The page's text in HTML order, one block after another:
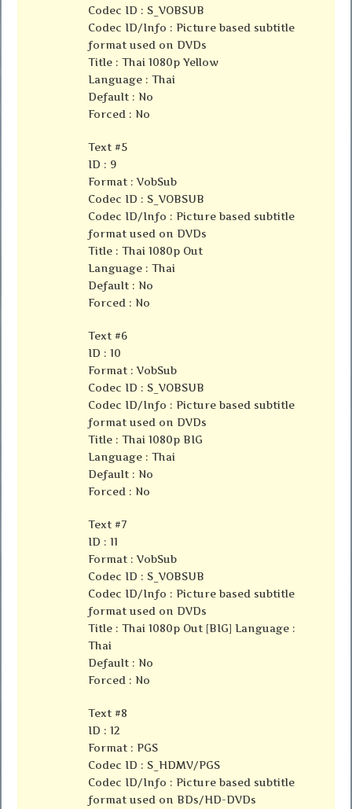
Codec ID : S_VOBSUB
Codec ID/Info : Picture based subtitle
format used on DVDs
Title : Thai 1080p Yellow
Language : Thai
Default : No
Forced : No
Text #5
ID : 9
Format : VobSub
Codec ID : S_VOBSUB
Codec ID/Info : Picture based subtitle
format used on DVDs
Title : Thai 1080p Out
Language : Thai
Default : No
Forced : No
Text #6
ID : 10
Format : VobSub
Codec ID : S_VOBSUB
Codec ID/Info : Picture based subtitle
format used on DVDs
Title : Thai 1080p BIG
Language : Thai
Default : No
Forced : No
Text #7
ID : 11
Format : VobSub
Codec ID : S_VOBSUB
Codec ID/Info : Picture based subtitle
format used on DVDs
Title : Thai 1080p Out [BIG] Language :
Thai
Default : No
Forced : No
Text #8
ID : 12
Format : PGS
Codec ID : S_HDMV/PGS
Codec ID/Info : Picture based subtitle
format used on BDs/HD-DVDs